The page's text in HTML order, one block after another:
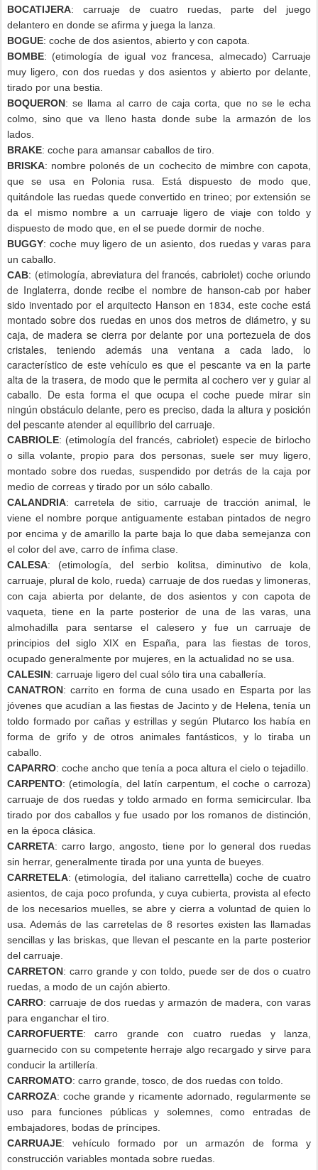
BOCATIJERA: carruaje de cuatro ruedas, parte del juego
delantero en donde se afirma y juega la lanza.
BOGUE: coche de dos asientos, abierto y con capota.
BOMBE: (etimología de igual voz francesa, almecado) Carruaje
muy ligero, con dos ruedas y dos asientos y abierto por delante,
tirado por una bestia.
BOQUERON: se llama al carro de caja corta, que no se le echa
colmo, sino que va lleno hasta donde sube la armazón de los
lados.
BRAKE: coche para amansar caballos de tiro.
BRISKA: nombre polonés de un cochecito de mimbre con capota,
que se usa en Polonia rusa. Está dispuesto de modo que,
quitándole las ruedas quede convertido en trineo; por extensión se
da el mismo nombre a un carruaje ligero de viaje con toldo y
dispuesto de modo que, en el se puede dormir de noche.
BUGGY: coche muy ligero de un asiento, dos ruedas y varas para
un caballo.
CAB: (etimología, abreviatura del francés, cabriolet) coche oriundo
de Inglaterra, donde recibe el nombre de hanson-cab por haber
sido inventado por el arquitecto Hanson en 1834, este coche está
montado sobre dos ruedas en unos dos metros de diámetro, y su
caja, de madera se cierra por delante por una portezuela de dos
cristales, teniendo además una ventana a cada lado, lo
característico de este vehículo es que el pescante va en la parte
alta de la trasera, de modo que le permita al cochero ver y guiar al
caballo. De esta forma el que ocupa el coche puede mirar sin
ningún obstáculo delante, pero es preciso, dada la altura y posición
del pescante atender al equilibrio del carruaje.
CABRIOLE: (etimología del francés, cabriolet) especie de birlocho
o silla volante, propio para dos personas, suele ser muy ligero,
montado sobre dos ruedas, suspendido por detrás de la caja por
medio de correas y tirado por un sólo caballo.
CALANDRIA: carretela de sitio, carruaje de tracción animal, le
viene el nombre porque antiguamente estaban pintados de negro
por encima y de amarillo la parte baja lo que daba semejanza con
el color del ave, carro de ínfima clase.
CALESA: (etimología, del serbio kolitsa, diminutivo de kola,
carruaje, plural de kolo, rueda) carruaje de dos ruedas y limoneras,
con caja abierta por delante, de dos asientos y con capota de
vaqueta, tiene en la parte posterior de una de las varas, una
almohadilla para sentarse el calesero y fue un carruaje de
principios del siglo XIX en España, para las fiestas de toros,
ocupado generalmente por mujeres, en la actualidad no se usa.
CALESIN: carruaje ligero del cual sólo tira una caballería.
CANATRON: carrito en forma de cuna usado en Esparta por las
jóvenes que acudían a las fiestas de Jacinto y de Helena, tenía un
toldo formado por cañas y estrillas y según Plutarco los había en
forma de grifo y de otros animales fantásticos, y lo tiraba un
caballo.
CAPARRO: coche ancho que tenía a poca altura el cielo o tejadillo.
CARPENTO: (etimología, del latín carpentum, el coche o carroza)
carruaje de dos ruedas y toldo armado en forma semicircular. Iba
tirado por dos caballos y fue usado por los romanos de distinción,
en la época clásica.
CARRETA: carro largo, angosto, tiene por lo general dos ruedas
sin herrar, generalmente tirada por una yunta de bueyes.
CARRETELA: (etimología, del italiano carrettella) coche de cuatro
asientos, de caja poco profunda, y cuya cubierta, provista al efecto
de los necesarios muelles, se abre y cierra a voluntad de quien lo
usa. Además de las carretelas de 8 resortes existen las llamadas
sencillas y las briskas, que llevan el pescante en la parte posterior
del carruaje.
CARRETON: carro grande y con toldo, puede ser de dos o cuatro
ruedas, a modo de un cajón abierto.
CARRO: carruaje de dos ruedas y armazón de madera, con varas
para enganchar el tiro.
CARROFUERTE: carro grande con cuatro ruedas y lanza,
guarnecido con su competente herraje algo recargado y sirve para
conducir la artillería.
CARROMATO: carro grande, tosco, de dos ruedas con toldo.
CARROZA: coche grande y ricamente adornado, regularmente se
uso para funciones públicas y solemnes, como entradas de
embajadores, bodas de príncipes.
CARRUAJE: vehículo formado por un armazón de forma y
construcción variables montada sobre ruedas.